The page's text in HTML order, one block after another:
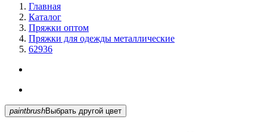
Главная
Каталог
Пряжки оптом
Пряжки для одежды металлические
62936
paintbrush Выбрать другой цвет